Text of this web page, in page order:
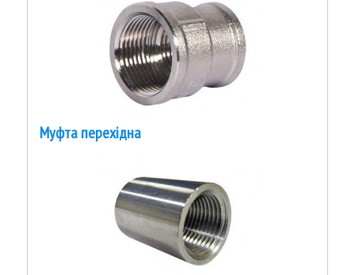
Муфта перехідна